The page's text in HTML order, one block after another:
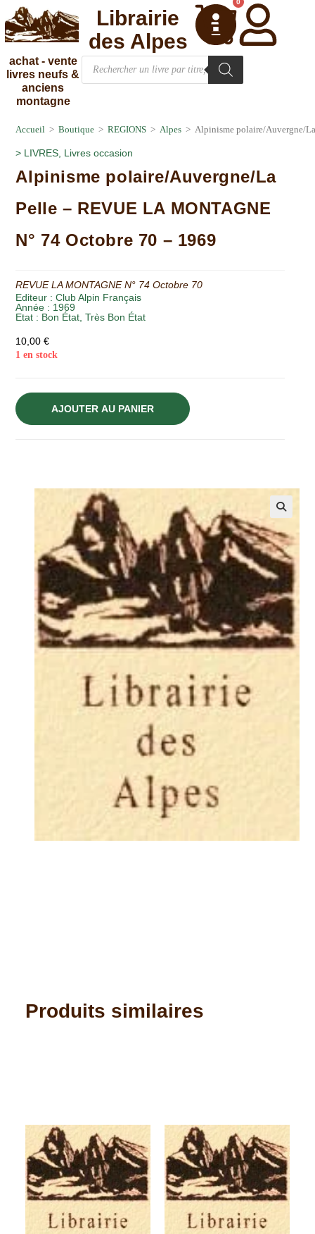
achat - vente
livres neufs &
anciens
montagne
0
Librairie
des Alpes
Accueil > Boutique > REGIONS > Alpes > Alpinisme polaire/Auvergne/
> LIVRES, Livres occasion
Alpinisme polaire/Auvergne/La
Pelle – REVUE LA MONTAGNE
N° 74 Octobre 70 – 1969
REVUE LA MONTAGNE N° 74 Octobre 70
Editeur :Club Alpin Français
Année : 1969
Etat : Bon État,Très Bon État
10,00€
1 en stock
AJOUTER AU PANIER
Produits similaires